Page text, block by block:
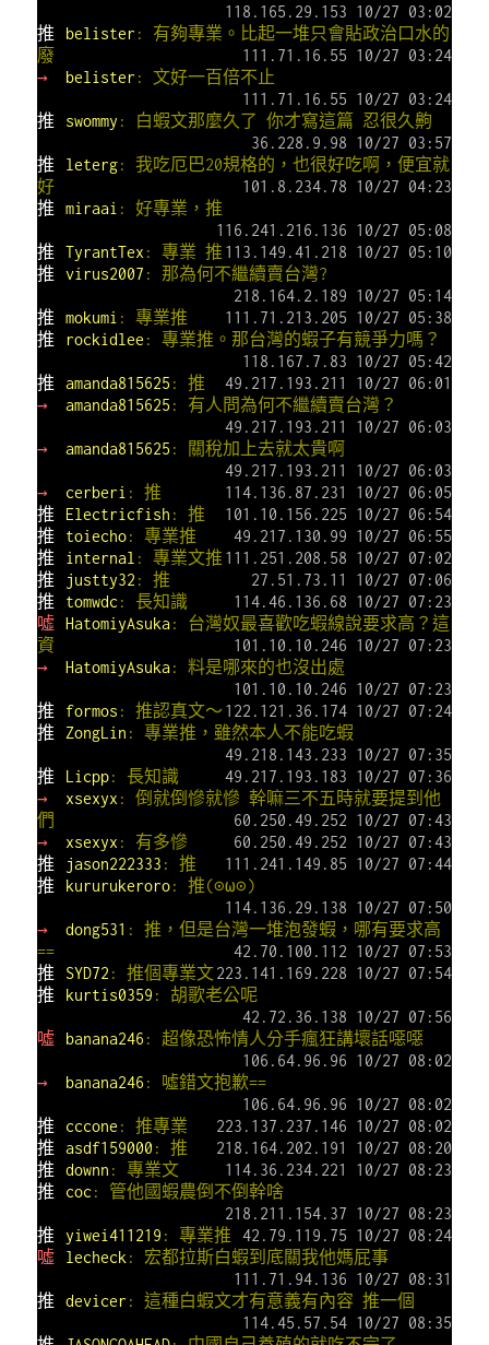
118.165.29.153 10/27 03:02
推
belister : 有夠專業。比起一堆只會貼政治口水的
廢
111.71.16.55 10/27 03:24
→
belister : 文好一百倍不止
111.71.16.55 10/27 03:24
推
swommy : 白蝦文那麼久了 你才寫這篇 忍很久齁
36.228.9.98 10/27 03:57
推
leterg: 我吃厄巴20規格的，也很好吃啊，便宜就
好
101.8.234.78 10/27 04:23
推
miraai : 好專業，推
116.241.216.136 10/27 05:08
推
TyrantTex : 專業 推 113.149.41.218 10/27 05:10
推
virus2007 : 那為何不繼續賣台灣?
218.164.2.189 10/27 05:14
推
mokumi : 專業推
111.71.213.205 10/27 05:38
推
rockidlee : 專業推。那台灣的蝦子有競爭力嗎？
118.167.7.83 10/27 05:42
推
amanda815625 : 推
49.217.193.211 10/27 06:01
→
amanda815625 : 有人問為何不繼續賣台灣？
49.217.193.211 10/27 06:03
→
amanda815625 : 關稅加上去就太貴啊
49.217.193.211 10/27 06:03
→
cerberi : 推
114.136.87.231 10/27 06:05
推
Electricfish : 推
101.10.156.225 10/27 06:54
推
toiecho: 專業推
49.217.130.99 10/27 06:55
推
internal : 專業文推 111.251.208.58 10/27 07:02
推
justty32 : 推
27.51.73.11 10/27 07:06
推
tomwdc: 長知識
114.46.136.68 10/27 07:23
噓 HatomiyAsuka: 台灣奴最喜歡吃蝦線說要求高？這
資
101.10.10.246 10/27 07:23
→
HatomiyAsuka: 料是哪來的也沒出處
101.10.10.246 10/27 07:23
推
formos : 推認真文～ 122.121.36.174 10/27 07:24
推
ZongLin : 專業推，雖然本人不能吃蝦
49.218.143.233 10/27 07:35
推
Licpp: 長知識
49.217.193.183 10/27 07:36
→
xsexyx : 倒就倒慘就慘 幹嘛三不五時就要提到他
們
60.250.49.252 10/27 07:43
→
xsexyx : 有多慘
60.250.49.252 10/27 07:43
推
jason222333 : 推
111.241.149.85 10/27 07:44
推
kururukeroro: 推(⊙ω⊙)
114.136.29.138 10/27 07:50
→
dong531 : 推，但是台灣一堆泡發蝦，哪有要求高
==
42.70.100.112 10/27 07:53
推
SYD72 : 推個專業文223.141.169.228 10/27 07:54
推
kurtis0359 : 胡歌老公呢
42.72.36.138 10/27 07:56
噓
banana246 : 超像恐怖情人分手瘋狂講壞話噁噁
106.64.96.96 10/27 08:02
→
banana246 : 噓錯文抱歉==
106.64.96.96 10/27 08:02
推
cccone : 推專業
223.137.237.146 10/27 08:02
推
asdf159000 : 推
218.164.202.191 10/27 08:20
推
downn : 專業文
114.36.234.221 10/27 08:23
推
coc: 管他國蝦農倒不倒幹啥
218.211.154.37 10/27 08:23
推
yiwei411219 : 專業推
42.79.119.75 10/27 08:24
噓
lecheck : 宏都拉斯白蝦到底關我他媽屁事
111.71.94.136 10/27 08:31
推
devicer : 這種白蝦文才有意義有內容 推一個
114.45.57.54 10/27 08:35